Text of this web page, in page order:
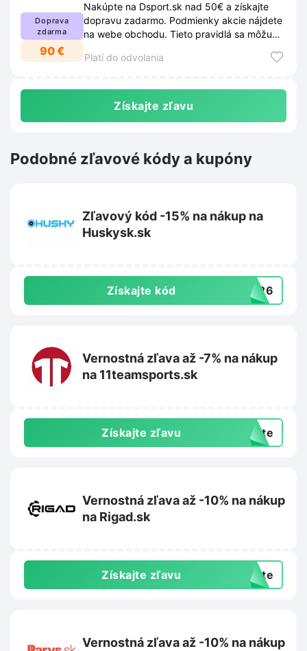
Doprava
zdarma
90 €
Nakúpte na Dsport.sk nad 50€ a získajte
dopravu zadarmo. Podmienky akcie nájdete
na webe obchodu. Tieto pravidlá sa môžu
Platí do odvolania
Získajte zľavu
Podobné zľavové kódy a kupóny
Zľavový kód -15% na nákup na
Huskysk.sk
Získajte kód RA26
Vernostná zľava až -7% na nákup
na 11teamsports.sk
Získajte zľavu exte
Vernostná zľava až -10% na nákup
na Rigad.sk
Získajte zľavu exte
Vernostná zľava až -10% na nákup